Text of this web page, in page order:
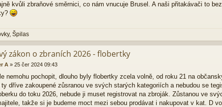
kvůli zbraňové směrnici, co nám vnucuje Brusel. A naši přitakávači to
Špilas
zákon o zbraních 2026 - flobertky
A » 25 čer 2024 09:43
nemohu pochopit, dlouho byly flobertky zcela volně, od roku 21 na
dříve zakoupené zůsranou ve svých starých kategoriích a nebudou se
do toku 2026, nebude ji muset registrovat na zbroják. Zůstanou ve
takže si je budeme moct mezi sebou prodávat i nakupovat v kat. D